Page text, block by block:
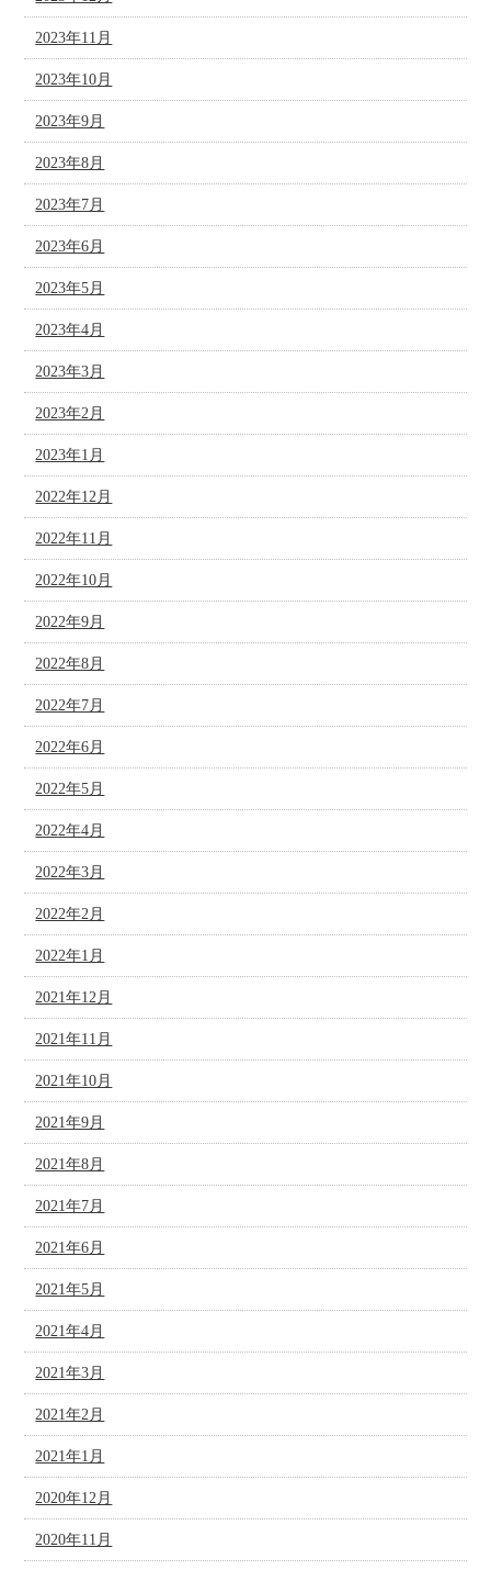
2023年11月
2023年10月
2023年9月
2023年8月
2023年7月
2023年6月
2023年5月
2023年4月
2023年3月
2023年2月
2023年1月
2022年12月
2022年11月
2022年10月
2022年9月
2022年8月
2022年7月
2022年6月
2022年5月
2022年4月
2022年3月
2022年2月
2022年1月
2021年12月
2021年11月
2021年10月
2021年9月
2021年8月
2021年7月
2021年6月
2021年5月
2021年4月
2021年3月
2021年2月
2021年1月
2020年12月
2020年11月